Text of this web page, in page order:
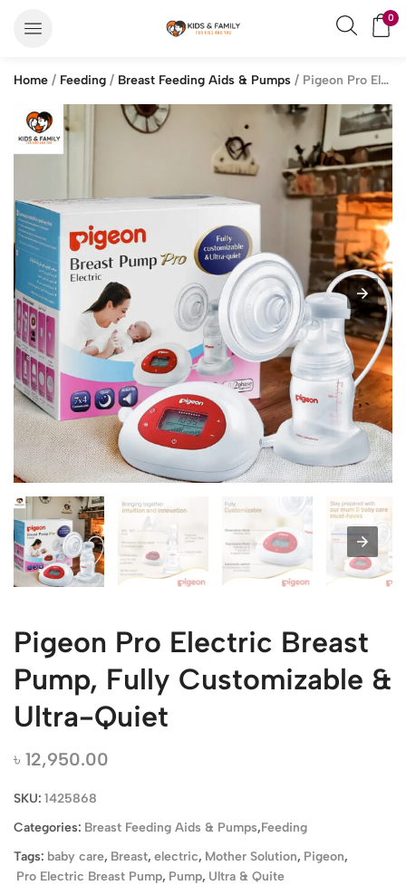
0
Home / Feeding / Breast Feeding Aids & Pumps / Pigeon Pro Electric Breast Pump, Fully Customizable & Ultra-Quiet
Pigeon Pro Electric Breast
Pump, Fully Customizable &
Ultra-Quiet
৳ 12,950.00
SKU: 1425868
Categories: Breast Feeding Aids & Pumps,Feeding
Tags: baby care, Breast, electric, Mother Solution, Pigeon,
Pro Electric Breast Pump, Pump, Ultra & Quite